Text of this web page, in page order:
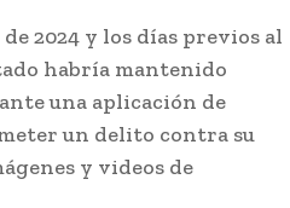
2024 y los días previos al
habría mantenido
una aplicación de
un delito contra su
y videos de